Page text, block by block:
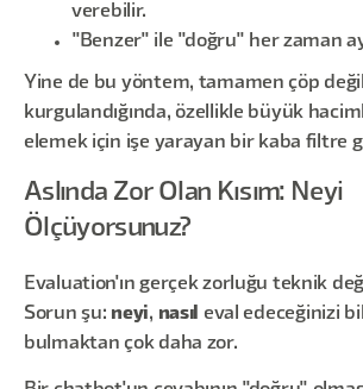
verebilir.
"Benzer" ile "doğru" her zaman
Yine de bu yöntem, tamamen çöp
kurgulandığında, özellikle büyük hacimli
elemek için işe yarayan bir kaba filtre
Aslında Zor Olan Kısım: Neyi
Ölçüyorsunuz?
Evaluation'ın gerçek zorluğu teknik
Sorun şu: neyi, nasıl
eval edeceğinizi
bulmaktan çok daha zor.